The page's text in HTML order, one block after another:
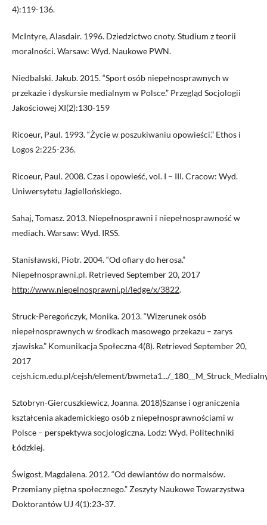
4):119-136.
McIntyre, Alasdair. 1996. Dziedzictwo cnoty. Studium z teorii
moralności. Warsaw: Wyd. Naukowe PWN.
Niedbalski. Jakub. 2015. “Sport osób niepełnosprawnych w
przekazie i dyskursie medialnym w Polsce.” Przegląd Socjologii
Jakościowej XI(2):130-159
Ricoeur, Paul. 1993. “Życie w poszukiwaniu opowieści.” Ethos i
Logos 2:225-236.
Ricoeur, Paul. 2008. Czas i opowieść, vol. I – III. Cracow: Wyd.
Uniwersytetu Jagiellońskiego.
Sahaj, Tomasz. 2013. Niepełnosprawni i niepełnosprawność w
mediach. Warsaw: Wyd. IRSS.
Stanisławski, Piotr. 2004. “Od ofiary do herosa.”
Niepełnosprawni.pl. Retrieved September 20, 2017
http://www.niepelnosprawni.pl/ledge/x/3822.
Struck-Peregończyk, Monika. 2013. “Wizerunek osób
niepełnosprawnych w środkach masowego przekazu – zarys
zjawiska.” Komunikacja Społeczna 4(8). Retrieved September 20,
2017
cejsh.icm.edu.pl/cejsh/element/bwmeta1.../
Sztobryn-Giercuszkiewicz, Joanna. 2018)Szanse i ograniczenia
kształcenia akademickiego osób z niepełnosprawnościami w
Polsce – perspektywa socjologiczna. Lodz: Wyd. Politechniki
Łódzkiej.
Świgost, Magdalena. 2012. “Od dewiantów do normalsów.
Przemiany piętna społecznego.” Zeszyty Naukowe Towarzystwa
Doktorantów UJ 4(1):23-37.